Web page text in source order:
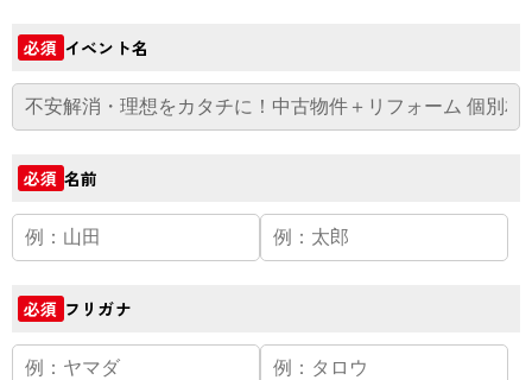
必須 イベント名
必須 名前
必須 フリガナ